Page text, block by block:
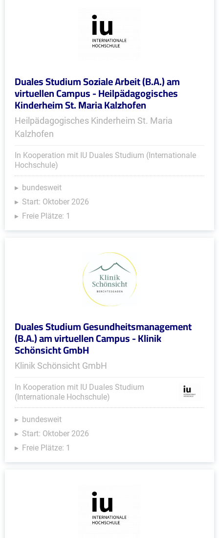
Duales Studium Soziale Arbeit (B.A.) am
virtuellen Campus - Heilpädagogisches
Kinderheim St. Maria Kalzhofen
Heilpädagogisches Kinderheim St. Maria
Kalzhofen
In Kooperation mit IU Duales Studium (Internationale
Hochschule)
bundesweit
Start: Oktober 2026
Freie Plätze: 1
Duales Studium Gesundheitsmanagement
(B.A.) am virtuellen Campus - Klinik
Schönsicht GmbH
Klinik Schönsicht GmbH
In Kooperation mit IU Duales Studium
(Internationale Hochschule)
bundesweit
Start: Oktober 2026
Freie Plätze: 1